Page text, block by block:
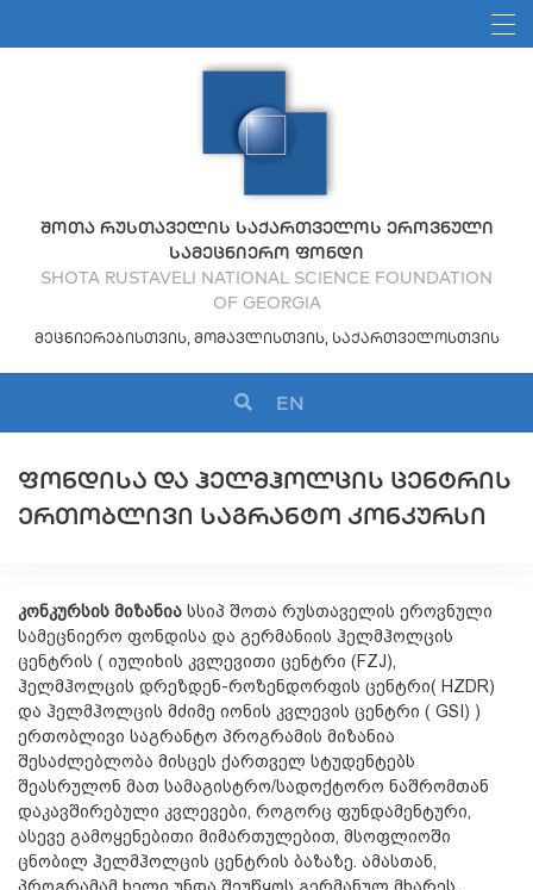
ᲨᲝᲗᲐ ᲠᲣᲡᲗᲐᲕᲔᲚᲘᲡ ᲡᲐᲥᲐᲠᲗᲕᲔᲚᲝᲡ ᲔᲠᲝᲕᲜᲣᲚᲘ
ᲡᲐᲛᲔᲪᲜᲘᲔᲠᲝ ᲤᲝᲜᲓᲘ
SHOTA RUSTAVELI NATIONAL SCIENCE FOUNDATION
OF GEORGIA
ᲛᲔᲪᲜᲘᲔᲠᲔᲑᲘᲡᲗᲕᲘᲡ, ᲛᲝᲛᲐᲕᲚᲘᲡᲗᲕᲘᲡ, ᲡᲐᲥᲐᲠᲗᲕᲔᲚᲝᲡᲗᲕᲘᲡ
EN
ᲤᲝᲜᲓᲘᲡᲐ ᲓᲐ ᲰᲔᲚᲛᲰᲝᲚᲪᲘᲡ ᲪᲔᲜᲢᲠᲘᲡ
ᲔᲠᲗᲝᲑᲚᲘᲕᲘ ᲡᲐᲒᲠᲐᲜᲢᲝ ᲙᲝᲜᲙᲣᲠᲡᲘ
კონკურსის მიზანია სსიპ შოთა რუსთაველის ეროვნული
სამეცნიერო ფონდისა და გერმანიის ჰელმჰოლცის
ცენტრის ( იულიხის კვლევითი ცენტრი (FZJ),
ჰელმჰოლცის დრეზდენ-როზენდორფის ცენტრი( HZDR)
და ჰელმჰოლცის მძიმე იონის კვლევის ცენტრი ( GSI) )
ერთობლივი საგრანტო პროგრამის მიზანია
შესაძლებლობა მისცეს ქართველ სტუდენტებს
შეასრულონ მათ სამაგისტრო/სადოქტორო ნაშრომთან
დაკავშირებული კვლევები, როგორც ფუნდამენტური,
ასევე გამოყენებითი მიმართულებით, მსოფლიოში
ცნობილ ჰელმჰოლცის ცენტრის ბაზაზე. ამასთან,